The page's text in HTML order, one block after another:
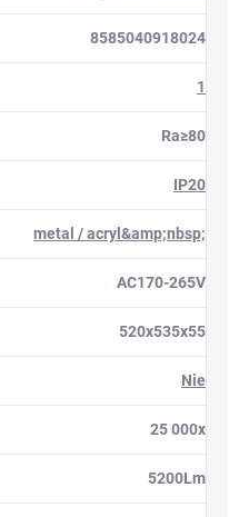
8585040918024
1
Ra≥80
IP20
metal / acryl&amp;nbsp;
AC170-265V
520x535x55
Nie
25 000x
5200Lm